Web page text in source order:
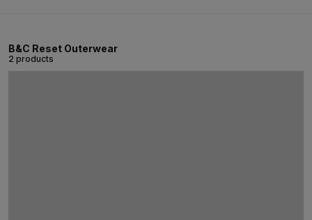
B&C Reset Outerwear
2 products